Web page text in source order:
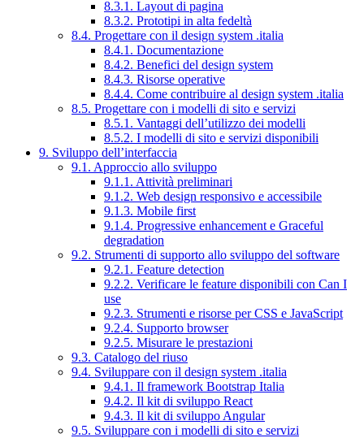
8.3.1. Layout di pagina
8.3.2. Prototipi in alta fedeltà
8.4. Progettare con il design system .italia
8.4.1. Documentazione
8.4.2. Benefici del design system
8.4.3. Risorse operative
8.4.4. Come contribuire al design system .italia
8.5. Progettare con i modelli di sito e servizi
8.5.1. Vantaggi dell’utilizzo dei modelli
8.5.2. I modelli di sito e servizi disponibili
9. Sviluppo dell’interfaccia
9.1. Approccio allo sviluppo
9.1.1. Attività preliminari
9.1.2. Web design responsivo e accessibile
9.1.3. Mobile first
9.1.4. Progressive enhancement e Graceful
degradation
9.2. Strumenti di supporto allo sviluppo del software
9.2.1. Feature detection
9.2.2. Verificare le feature disponibili con Can I
use
9.2.3. Strumenti e risorse per CSS e JavaScript
9.2.4. Supporto browser
9.2.5. Misurare le prestazioni
9.3. Catalogo del riuso
9.4. Sviluppare con il design system .italia
9.4.1. Il framework Bootstrap Italia
9.4.2. Il kit di sviluppo React
9.4.3. Il kit di sviluppo Angular
9.5. Sviluppare con i modelli di sito e servizi